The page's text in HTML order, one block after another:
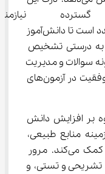
دوره‌ای مطالب و حل تمرین‌های متعدد است تا دانش‌آموز
به درستی تشخیص
سوالات و مدیریت
زمان در پاسخ‌گویی نقش مهمی در موفقیت در آزمون‌های
علاوه بر افزایش دانش
منابع طبیعی،
آتشفشان‌ها و حرکت صفحات زمین کمک می‌کند. مرور
تشریحی و تستی، و